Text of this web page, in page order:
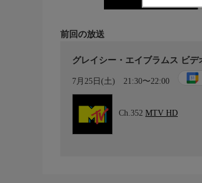
前回の放送
グレイシー・エイブラムス ビ
7月25日(土) 21:30〜22:00
Ch.352 MTV HD